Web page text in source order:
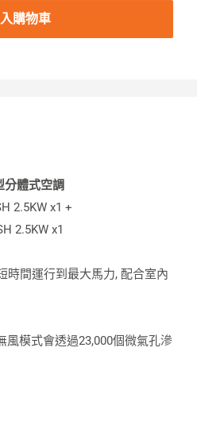
購物車
分體式空調
2.5KW x1 +
2.5KW x1
時間運行到最大馬力, 配合室內
風模式會透過23,000個微氣孔滲